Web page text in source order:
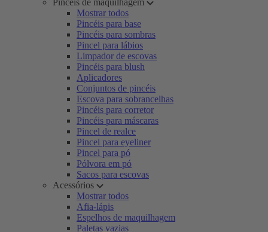
Pincéis de maquilhagem
Mostrar todos
Pincéis para base
Pincéis para sombras
Pincel para lábios
Limpador de escovas
Pincéis para blush
Aplicadores
Conjuntos de pincéis
Escova para sobrancelhas
Pincéis para corretor
Pincéis para máscaras
Pincel de realce
Pincel para eyeliner
Pincel para pó
Pólvora em pó
Sacos para escovas
Acessórios
Mostrar todos
Afia-lápis
Espelhos de maquilhagem
Paletas vazias